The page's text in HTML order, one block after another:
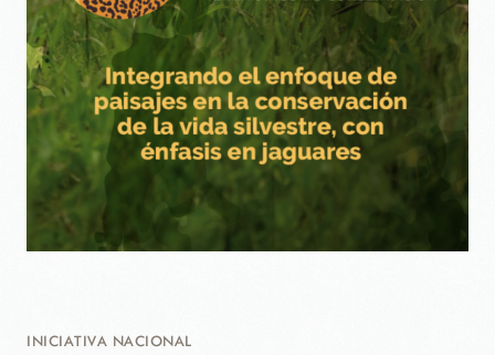
INICIATIVA NACIONAL